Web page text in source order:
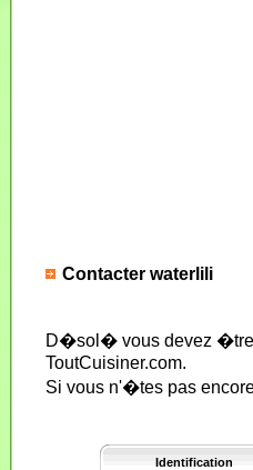
Contacter waterlili
D�sol� vous devez �tre
ToutCuisiner.com.
Si vous n'�tes pas
Identification